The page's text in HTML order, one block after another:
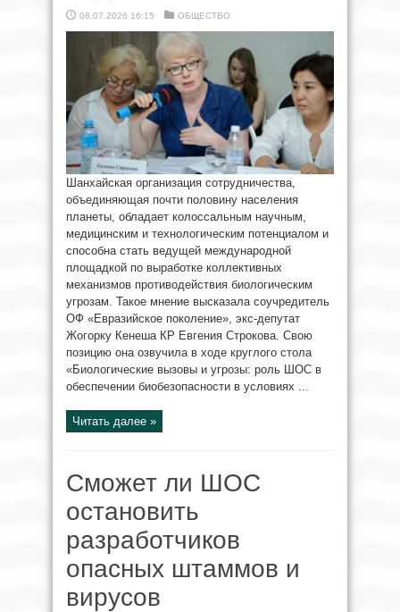
08.07.2026 16:15 ОБЩЕСТВО
Шанхайская организация сотрудничества,
объединяющая почти половину населения
планеты, обладает колоссальным научным,
медицинским и технологическим потенциалом и
способна стать ведущей международной
площадкой по выработке коллективных
механизмов противодействия биологическим
угрозам. Такое мнение высказала соучредитель
ОФ «Евразийское поколение», экс-депутат
Жогорку Кенеша КР Евгения Строкова. Свою
позицию она озвучила в ходе круглого стола
«Биологические вызовы и угрозы: роль ШОС в
обеспечении биобезопасности в условиях ...
Читать далее »
Сможет ли ШОС
остановить
разработчиков
опасных штаммов и
вирусов